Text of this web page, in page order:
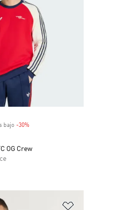
bajo -30%Descuento
OG Crew